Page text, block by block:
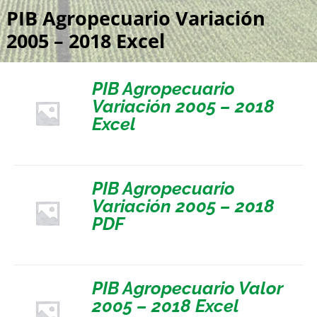
PIB Agropecuario Variación
2005 – 2018 Excel
PIB Agropecuario
Variación 2005 – 2018
Excel
PIB Agropecuario
Variación 2005 – 2018
PDF
PIB Agropecuario Valor
2005 – 2018 Excel